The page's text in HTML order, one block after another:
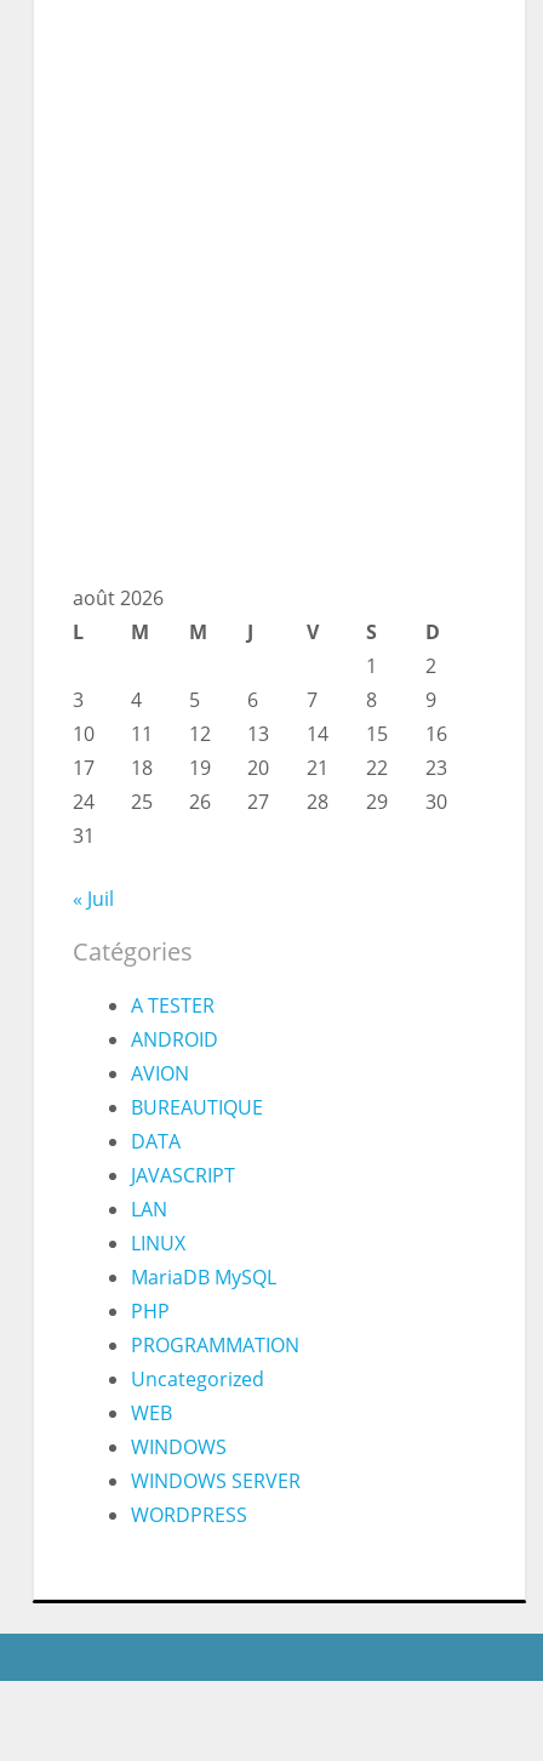
août 2026
L
M M J V S
D
1
2
3
4 5 6 7 8
9
10
11 12 13 14 15
16
17
18 19 20 21 22
23
24
25 26 27 28 29
30
31
« Juil
Catégories
A TESTER
ANDROID
AVION
BUREAUTIQUE
DATA
JAVASCRIPT
LAN
LINUX
MariaDB MySQL
PHP
PROGRAMMATION
Uncategorized
WEB
WINDOWS
WINDOWS SERVER
WORDPRESS